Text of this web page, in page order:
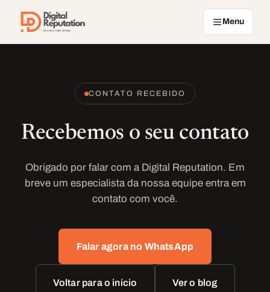
Menu
CONTATO RECEBIDO
Recebemos o seu contato
Obrigado por falar com a Digital Reputation. Em
breve um especialista da nossa equipe entra em
contato com você.
Falar agora no WhatsApp
Voltar para o início Ver o blog